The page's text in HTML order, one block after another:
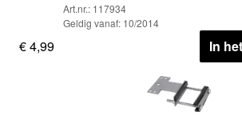
Art.nr.: 117934
Geldig vanaf: 10/2014
€ 4,99 In